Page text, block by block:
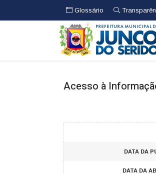
Glossário
Acesso à
DATA DA
DATA DA